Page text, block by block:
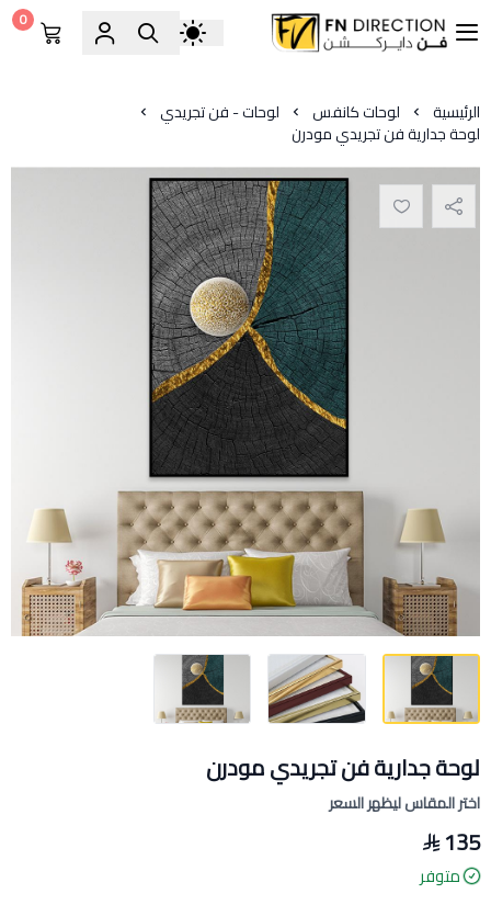
فن دايركشن
0
الرئيسية لوحات كانفس لوحات - فن تجريدي
لوحة جدارية فن تجريدي مودرن
لوحة جدارية فن تجريدي مودرن
اختر المقاس ليظهر السعر
135
متوفر